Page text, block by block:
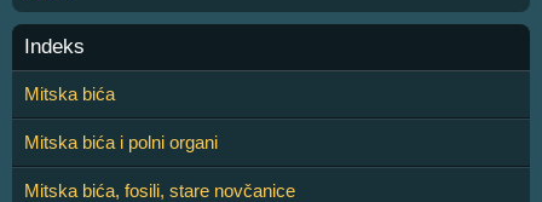
Indeks
Mitska bića
Mitska bića i polni organi
Mitska bića, fosili, stare novčanice